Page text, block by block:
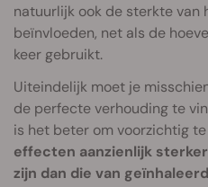
natuurlijk ook de sterkte van
beïnvloeden, net als de
keer gebruikt.
Uiteindelijk moet je
de perfecte verhouding te
is het beter om voorzichtig
effecten aanzienlijk
zijn dan die van